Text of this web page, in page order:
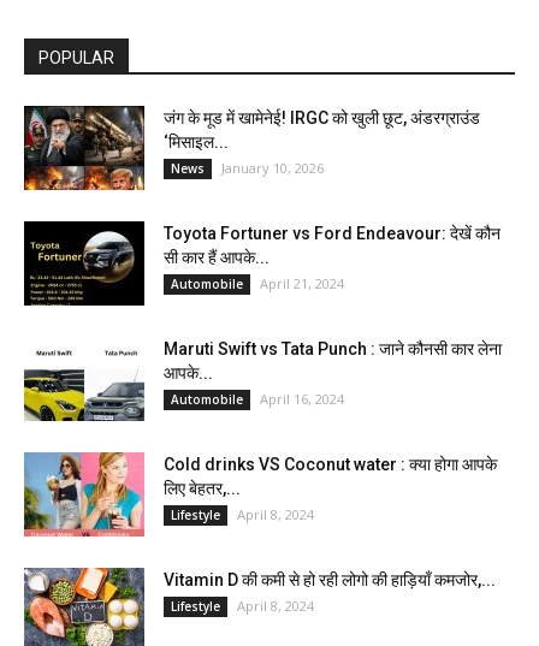
POPULAR
जंग के मूड में खामेनेई! IRGC को खुली छूट, अंडरग्राउंड
‘मिसाइल...
News January 10, 2026
Toyota Fortuner vs Ford Endeavour: देखें कौन
सी कार हैं आपके...
Automobile April 21, 2024
Maruti Swift vs Tata Punch : जाने कौनसी कार लेना
आपके...
Automobile April 16, 2024
Cold drinks VS Coconut water : क्या होगा आपके
लिए बेहतर,...
Lifestyle April 8, 2024
Vitamin D की कमी से हो रही लोगो की हाड़ियाँ कमजोर,...
Lifestyle April 8, 2024